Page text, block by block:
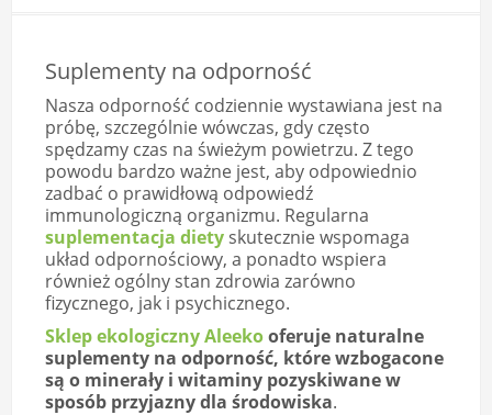
Suplementy na odporność
Nasza odporność codziennie wystawiana jest na
próbę, szczególnie wówczas, gdy często
spędzamy czas na świeżym powietrzu. Z tego
powodu bardzo ważne jest, aby odpowiednio
zadbać o prawidłową odpowiedź
immunologiczną organizmu. Regularna
suplementacja diety skutecznie wspomaga
układ odpornościowy, a ponadto wspiera
również ogólny stan zdrowia zarówno
fizycznego, jak i psychicznego.
Sklep ekologiczny Aleekooferuje naturalne
suplementy na odporność, które wzbogacone
są o minerały i witaminy pozyskiwane w
sposób przyjazny dla środowiska.